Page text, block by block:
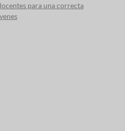
para una correcta